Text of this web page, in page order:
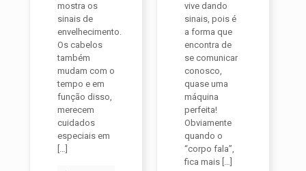
mostra os
sinais de
envelhecimento.
Os cabelos
também
mudam com o
tempo e em
função disso,
merecem
cuidados
especiais em
[…]
vive dando
sinais, pois é
a forma que
encontra de
se comunicar
conosco,
quase uma
máquina
perfeita!
Obviamente
quando o
“corpo fala”,
fica mais […]